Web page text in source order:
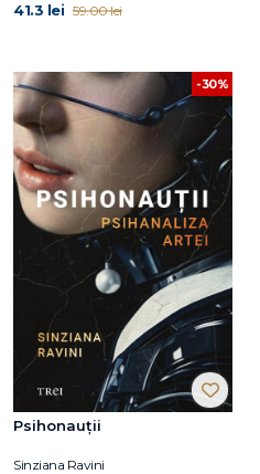
41.3 lei 59.00 lei
-30%
Psihonauții
Sinziana Ravini